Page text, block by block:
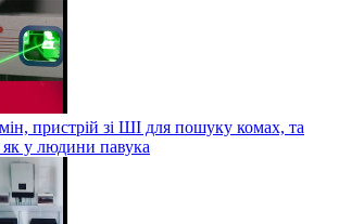
пристрій зі ШІ для пошуку комах, та
у людини павука